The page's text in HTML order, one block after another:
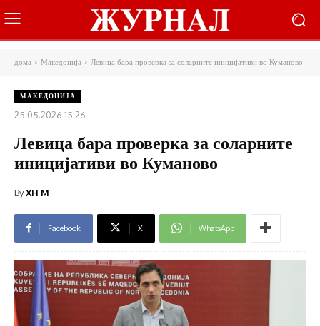
дома Македонија Левица бара проверка за соларните иницијативи во Куманово
МАКЕДОНИЈА
25.05.2026 15:26
Левица бара проверка за соларните
иницијативи во Куманово
ByXH M
Facebook X WhatsApp